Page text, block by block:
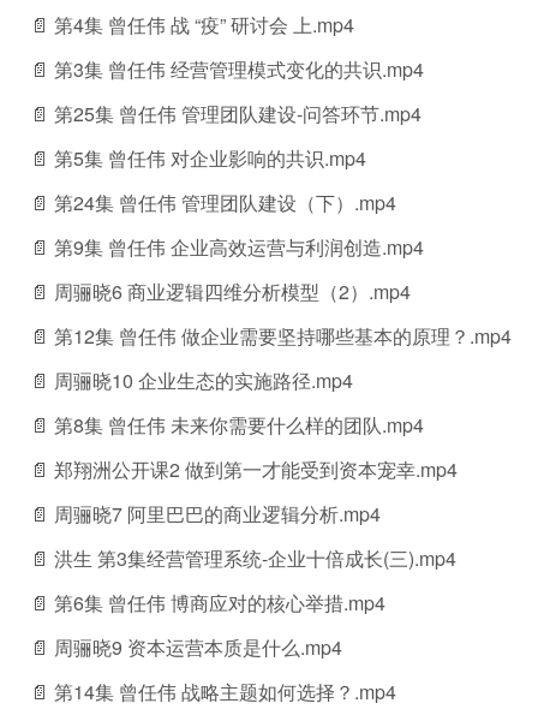
📄 第4集 曾任伟 战 “疫” 研讨会 上.mp4
📄 第3集 曾任伟 经营管理模式变化的共识.mp4
📄 第25集 曾任伟 管理团队建设-问答环节.mp4
📄 第5集 曾任伟 对企业影响的共识.mp4
📄 第24集 曾任伟 管理团队建设（下）.mp4
📄 第9集 曾任伟 企业高效运营与利润创造.mp4
📄 周骊晓6 商业逻辑四维分析模型（2）.mp4
📄 第12集 曾任伟 做企业需要坚持哪些基本的原理？.mp4
📄 周骊晓10 企业生态的实施路径.mp4
📄 第8集 曾任伟 未来你需要什么样的团队.mp4
📄 郑翔洲公开课2 做到第一才能受到资本宠幸.mp4
📄 周骊晓7 阿里巴巴的商业逻辑分析.mp4
📄 洪生 第3集经营管理系统-企业十倍成长(三).mp4
📄 第6集 曾任伟 博商应对的核心举措.mp4
📄 周骊晓9 资本运营本质是什么.mp4
📄 第14集 曾任伟 战略主题如何选择？.mp4